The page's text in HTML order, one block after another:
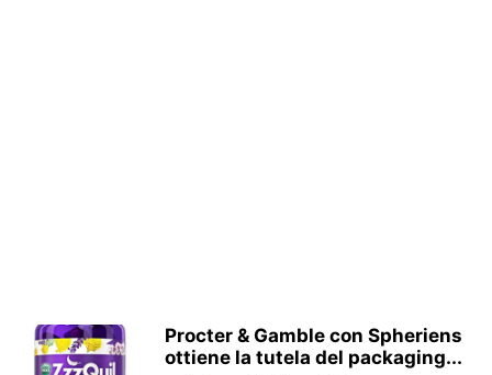
Procter & Gamble con Spheriens
ottiene la tutela del packaging...